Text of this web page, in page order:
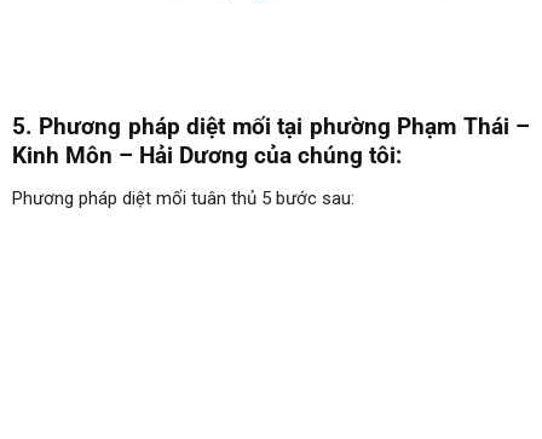
5. Phương pháp diệt mối tại phường Phạm Thái –
Kinh Môn – Hải Dương của chúng tôi:
Phương pháp diệt mối tuân thủ 5 bước sau: